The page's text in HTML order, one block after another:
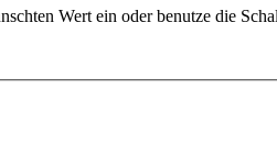
Wert ein oder benutze die